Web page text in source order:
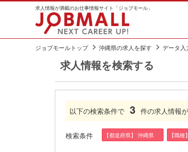
求人情報が満載のお仕事情報サイト「ジョブモール」
ジョブモールトップ 沖縄県の求人を探す データ入
求人情報を検索する
以下の検索条件で 3 件の求人情報
検索条件 【都道府県】 沖縄県 【職